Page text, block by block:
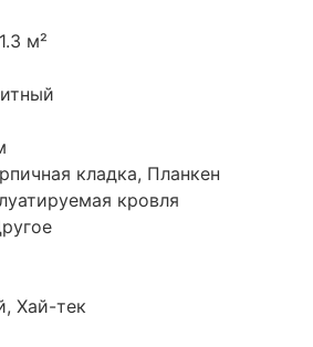
м²
кладка, Планкен
кровля
Хай-тек